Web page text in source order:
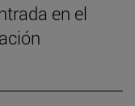
en el